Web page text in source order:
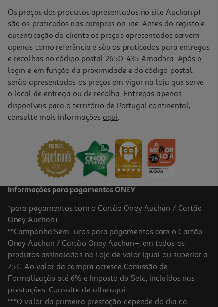
-10%
Livro Stranger Things Lucas Em Risco
PVP de editor
13,91 €
-10%
Stranger Things - Hawkins Anuário 1985
Os preços dos produtos apresentados no site Auchan.pt
são os praticados nas compras online. Antes do registo e
autenticação do cliente os preços apresentados servem
apenas como referência e são os praticados para entregas
e recolhas no código postal 2650-435 Amadora. Após o
login e em função da proximidade e do código postal,
serão apresentados os preços em vigor na loja que serve
o local de entrega ou de recolha. Entregas apenas
disponíveis para o território de Portugal continental,
consulte mais informações aqui.
Informações para pagamentos ONEY
*para pagamentos com o Cartão Oney Auchan / Cartão
Oney Auchan+.
**Campanha Sem Juros para pagamentos com o Cartão
Oney Auchan / Cartão Oney Auchan+, em todos os
produtos assinalados na Loja de valor igual ou superior a
75€. Ao valor da compra acresce Comissão de
Formalização até 6% e Imposto do Selo, incluídos nas
prestações. Consulte detalhe aqui.
***O valor da primeira prestação depende do dia da